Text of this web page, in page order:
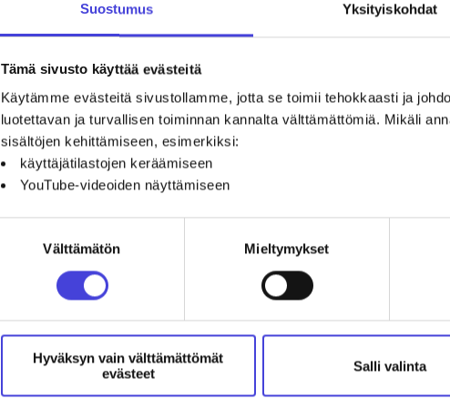
Suostumus Yksityiskohdat
Tämä sivusto käyttää evästeitä
Käytämme evästeitä sivustollamme, jotta se toimii tehokkaasti ja
luotettavan ja turvallisen toiminnan kannalta välttämättömiä. Mikäli
sisältöjen kehittämiseen, esimerkiksi:
käyttäjätilastojen keräämiseen
YouTube-videoiden näyttämiseen
Välttämätön Mieltymykset
Hyväksyn vain välttämättömät
evästeet
Salli valinta